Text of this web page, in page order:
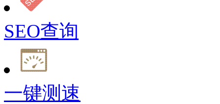
SEO查询
一键测速